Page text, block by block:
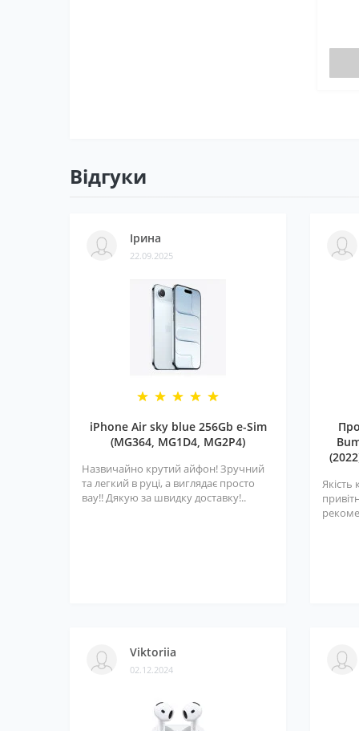
Відгуки
Ірина
22.09.2025
iPhone Air sky blue 256Gb e-Sim
(MG364, MG1D4, MG2P4)
Назвичайно крутий айфон! Зручний
та легкий в руці, а виглядає просто
вау!! Дякую за швидку доставку!..
Якість
Viktoriia
02.12.2024